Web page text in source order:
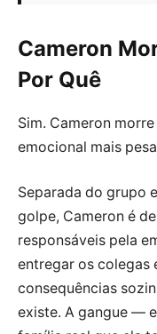
Cameron
Por Quê
Sim. Cameron
emocional mais
Separada do grupo
golpe, Cameron é
responsáveis pela
entregar os colegas
consequências
existe. A gangue —